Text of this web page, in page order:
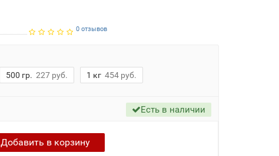
0 отзывов
500 гр. 227 руб. 1 кг 454 руб.
Есть в наличии
Добавить вкорзину